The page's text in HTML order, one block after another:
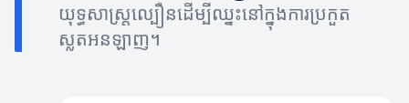
យុទ្ធសាស្ត្រល្បឿនដើម្បីឈ្នះនៅក្នុងការប្រកួត
ស្លតអនឡាញ។